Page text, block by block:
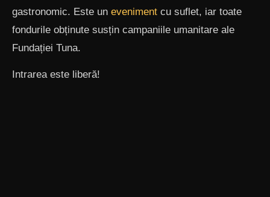
gastronomic. Este un eveniment cu suflet, iar toate
fondurile obținute susțin campaniile umanitare ale
Fundației Tuna.
Intrarea este liberă!